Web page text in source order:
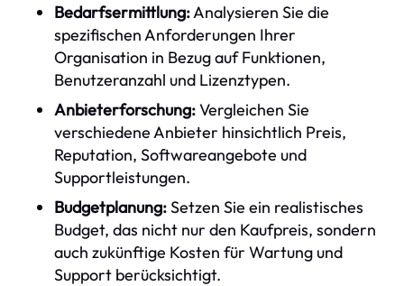
Bedarfsermittlung:Analysieren Sie die
spezifischen Anforderungen Ihrer
Organisation in Bezug auf Funktionen,
Benutzeranzahl und Lizenztypen.
Anbieterforschung:Vergleichen Sie
verschiedene Anbieter hinsichtlich Preis,
Reputation, Softwareangebote und
Supportleistungen.
Budgetplanung:Setzen Sie ein realistisches
Budget, das nicht nur den Kaufpreis, sondern
auch zukünftige Kosten für Wartung und
Support berücksichtigt.